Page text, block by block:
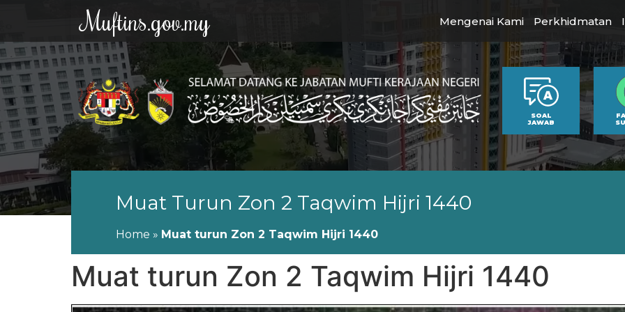
Muftins.gov.my Mengenai Kami Perkhidmatan
SOAL
JAWAB
Muat Turun Zon 2 Taqwim Hijri 1440
Home » Muat turun Zon 2 Taqwim Hijri 1440
Muat turun Zon 2 Taqwim Hijri 1440